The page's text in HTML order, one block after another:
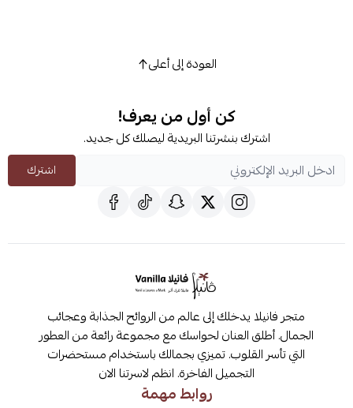
العودة إلى أعلى
كن أول من يعرف!
اشترك بنشرتنا البريدية ليصلك كل جديد.
اشترك
متجر فانيلا يدخلك إلى عالم من الروائح الجذابة وعجائب
الجمال. أطلق العنان لحواسك مع مجموعة رائعة من العطور
التي تأسر القلوب. تميزي بجمالك باستخدام مستحضرات
التجميل الفاخرة. انظم لاسرتنا الان
روابط مهمة